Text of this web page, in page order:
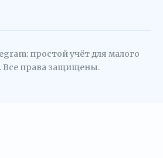
простой учёт для малого
Все права защищены.